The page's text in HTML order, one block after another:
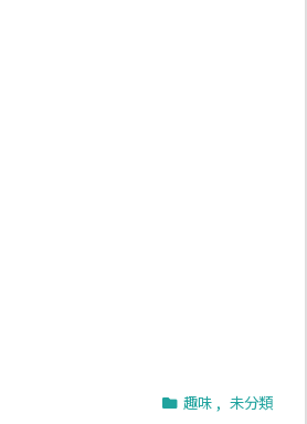
趣味 , 未分類